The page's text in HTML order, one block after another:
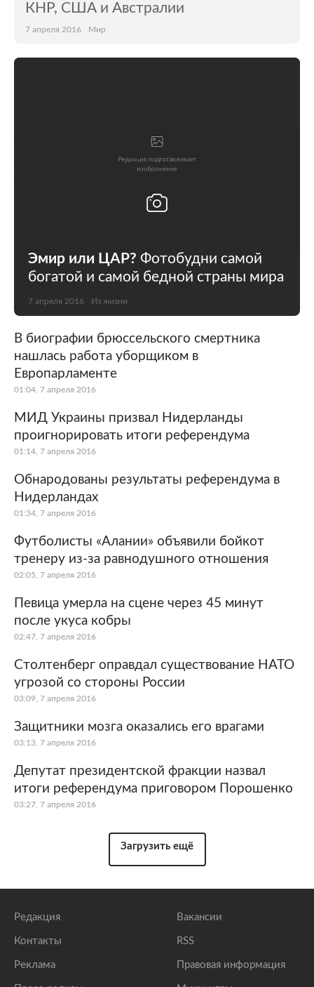
КНР, США и Австралии
7 апреля 2016 Мир
Эмир или ЦАР? Фотобудни самой
богатой и самой бедной страны мира
7 апреля 2016 Из жизни
В биографии брюссельского смертника
нашлась работа уборщиком в
Европарламенте
01:04, 7 апреля 2016
МИД Украины призвал Нидерланды
проигнорировать итоги референдума
01:14, 7 апреля 2016
Обнародованы результаты референдума в
Нидерландах
01:34, 7 апреля 2016
Футболисты «Алании» объявили бойкот
тренеру из-за равнодушного отношения
02:05, 7 апреля 2016
Певица умерла на сцене через 45 минут
после укуса кобры
02:47, 7 апреля 2016
Столтенберг оправдал существование НАТО
угрозой со стороны России
03:09, 7 апреля 2016
Защитники мозга оказались его врагами
03:13, 7 апреля 2016
Депутат президентской фракции назвал
итоги референдума приговором Порошенко
03:27, 7 апреля 2016
Загрузить ещё
Редакция
Контакты
Реклама
Вакансии
RSS
Правовая информация